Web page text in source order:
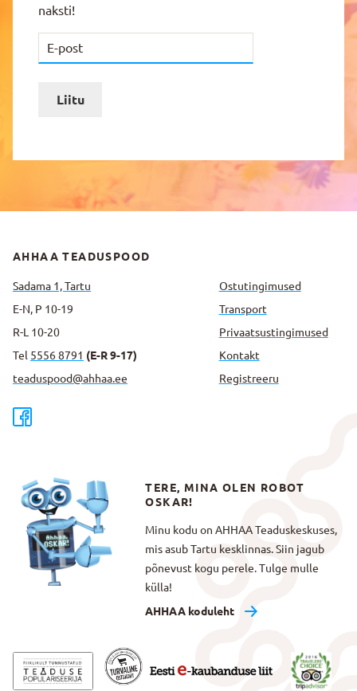
naksti!
Liitu
AHHAA TEADUSPOOD
Sadama 1, Tartu
E-N, P 10-19
R-L 10-20
Tel 5556 8791 (E-R 9-17)
teaduspood@ahhaa.ee
Ostutingimused
Transport
Privaatsus­tingimused
Kontakt
Registreeru
TERE, MINA OLEN ROBOT
OSKAR!
Minu kodu on AHHAA Teaduskeskuses,
mis asub Tartu kesklinnas. Siin jagub
põnevust kogu perele. Tulge mulle
külla!
AHHAA koduleht